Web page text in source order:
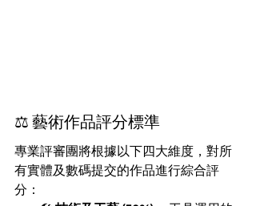
⚖️ 藝術作品評分標準
專業評審團將根據以下四大維度，對所
有實體及數碼提交的作品進行綜合評
分：